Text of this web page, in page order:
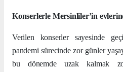
Konserlerle Mersinliler’in
Verilen konserler sayesinde
pandemi sürecinde zor günler
bu dönemde uzak kalmak